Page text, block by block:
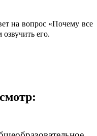
на вопрос «Почему все
его.